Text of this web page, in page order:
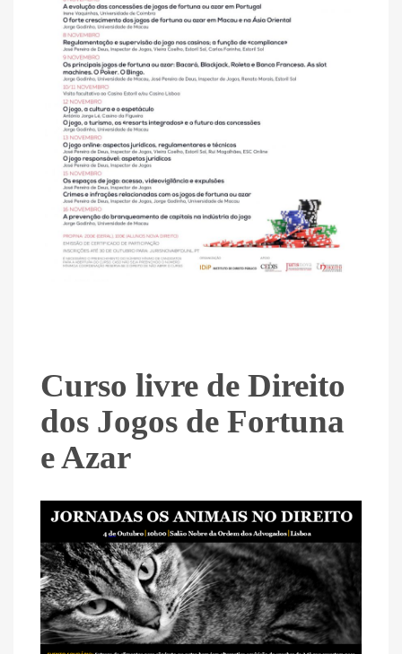
Curso livre de Direito
dos Jogos de Fortuna
e Azar